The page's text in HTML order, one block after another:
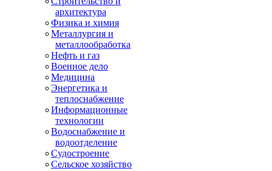
архитектура
Физика и химия
Металлургия и
металлообработка
Нефть и газ
Военное дело
Медицина
Энергетика и
теплоснабжение
Информационные
технологии
Водоснабжение и
водоотделение
Судостроение
Сельское хозяйство